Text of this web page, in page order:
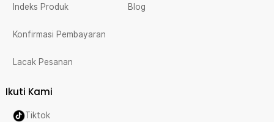
Indeks Produk
Konfirmasi Pembayaran
Lacak Pesanan
Blog
Ikuti Kami
Tiktok